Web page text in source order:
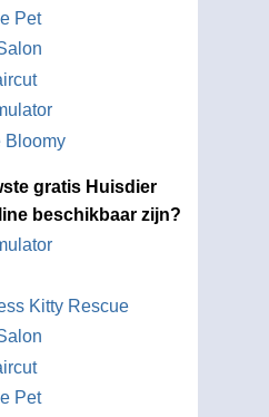
Pet
Bloomy
gratis Huisdier
beschikbaar zijn?
Kitty Rescue
Pet